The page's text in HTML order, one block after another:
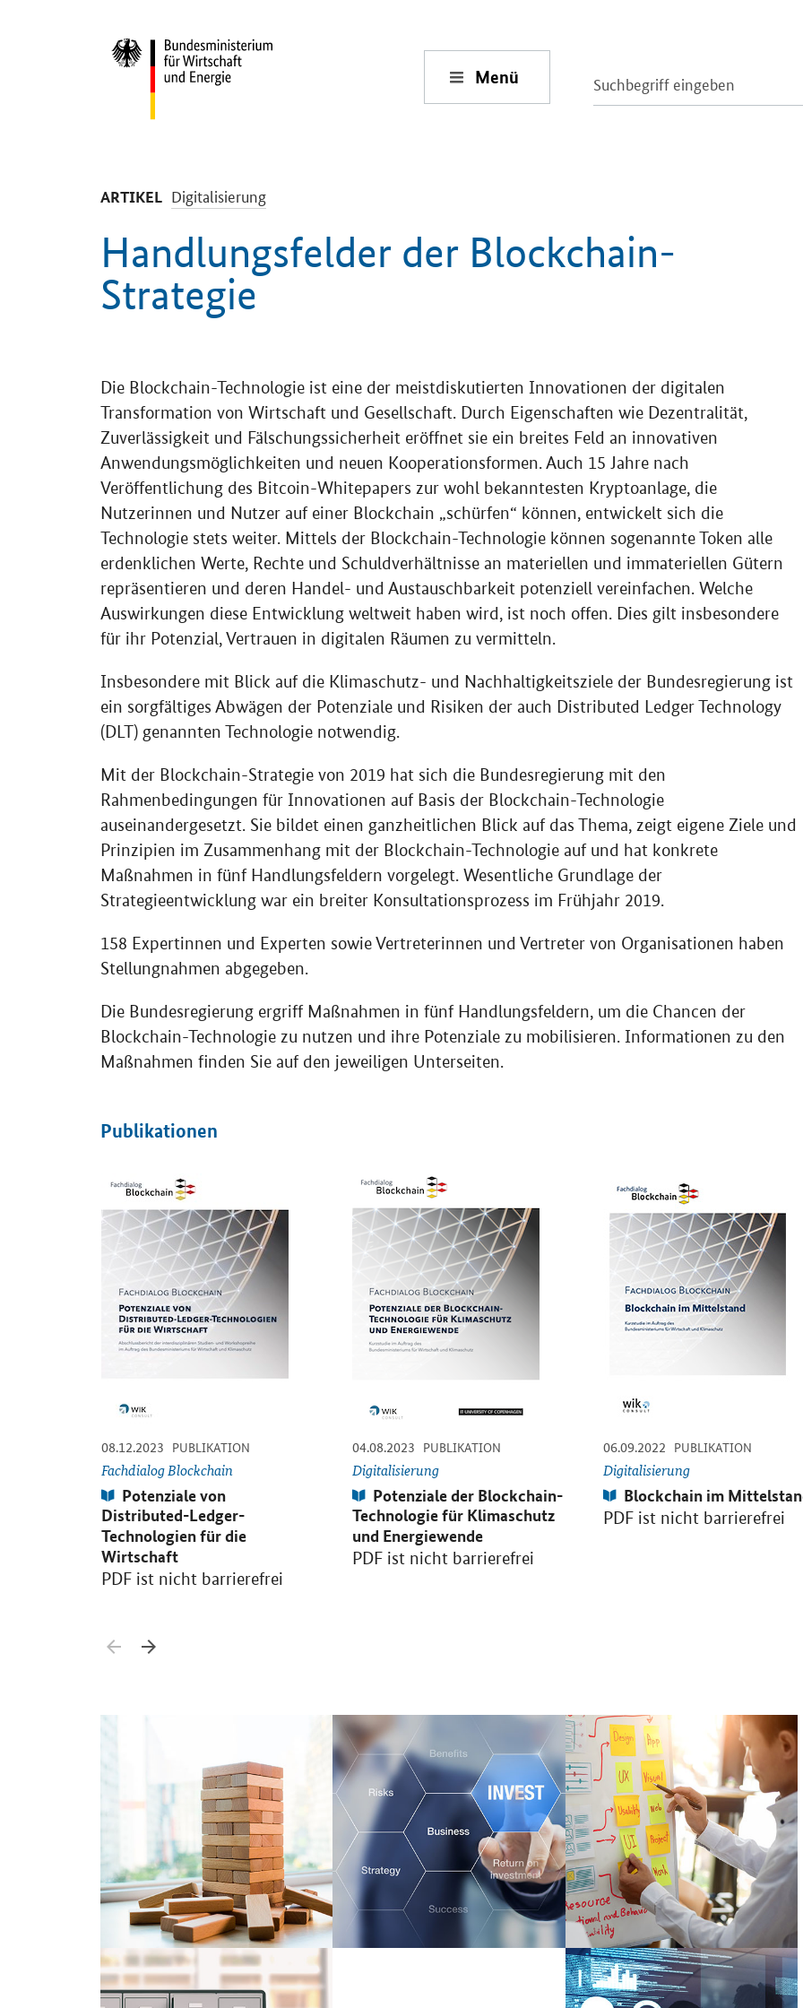
Menü
ARTIKEL -
Digitalisierung
Handlungsfelder der Blockchain-
Strategie
Die Blockchain-Technologie ist eine der meistdiskutierten Innovationen der digitalen
Transformation von Wirtschaft und Gesellschaft. Durch Eigenschaften wie Dezentralität,
Zuverlässigkeit und Fälschungssicherheit eröffnet sie ein breites Feld an innovativen
Anwendungsmöglichkeiten und neuen Kooperationsformen. Auch 15 Jahre nach
Veröffentlichung des Bitcoin-Whitepapers zur wohl bekanntesten Kryptoanlage, die
Nutzerinnen und Nutzer auf einer Blockchain „schürfen“ können, entwickelt sich die
Technologie stets weiter. Mittels der Blockchain-Technologie können sogenannte Token alle
erdenklichen Werte, Rechte und Schuldverhältnisse an materiellen und immateriellen Gütern
repräsentieren und deren Handel- und Austauschbarkeit potenziell vereinfachen. Welche
Auswirkungen diese Entwicklung weltweit haben wird, ist noch offen. Dies gilt insbesondere
für ihr Potenzial, Vertrauen in digitalen Räumen zu vermitteln.
Insbesondere mit Blick auf die Klimaschutz- und Nachhaltigkeitsziele der Bundesregierung ist
ein sorgfältiges Abwägen der Potenziale und Risiken der auch Distributed Ledger Technology
(DLT) genannten Technologie notwendig.
Mit der Blockchain-Strategie von 2019 hat sich die Bundesregierung mit den
Rahmenbedingungen für Innovationen auf Basis der Blockchain-Technologie
auseinandergesetzt. Sie bildet einen ganzheitlichen Blick auf das Thema, zeigt eigene Ziele und
Prinzipien im Zusammenhang mit der Blockchain-Technologie auf und hat konkrete
Maßnahmen in fünf Handlungsfeldern vorgelegt. Wesentliche Grundlage der
Strategieentwicklung war ein breiter Konsultationsprozess im Frühjahr 2019.
158 Expertinnen und Experten sowie Vertreterinnen und Vertreter von Organisationen haben
Stellungnahmen abgegeben.
Die Bundesregierung ergriff Maßnahmen in fünf Handlungsfeldern, um die Chancen der
Blockchain-Technologie zu nutzen und ihre Potenziale zu mobilisieren. Informationen zu den
Maßnahmen finden Sie auf den jeweiligen Unterseiten.
Publikationen
Zurück blättern
08.12.2023 -PUBLIKATION
Fachdialog Blockchain
Publikation:
Potenziale von
Distributed-Ledger-
Technologien für die
Wirtschaft
PDF ist nicht barrierefrei
Öffnet PDF "Potenziale von Distributed-Ledger-Technologien für die Wirtschaft" in neuem Fenster.
04.08.2023 -PUBLIKATION
Digitalisierung
Publikation:
Potenziale der Blockchain-
Technologie für Klimaschutz
und Energiewende
PDF ist nicht barrierefrei
Öffnet PDF "Potenziale der Blockchain-Technologie für Klimaschutz und
06.09.2022 -PUBLIKATION
Digitalisierung
Publikation:
Blockchain im
PDF ist nicht barrierefrei
Öffnet PDF "Blockchain im
Stabilität sichern und
Innovationen
Innovationen
ausreifen